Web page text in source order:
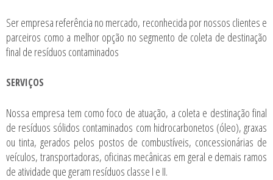
Ser empresa referência no mercado, reconhecida por nossos clientes e
parceiros como a melhor opção no segmento de coleta de destinação
final de resíduos contaminados
SERVIÇOS
Nossa empresa tem como foco de atuação, a coleta e destinação final
de resíduos sólidos contaminados com hidrocarbonetos (óleo), graxas
ou tinta, gerados pelos postos de combustíveis, concessionárias de
veículos, transportadoras, oficinas mecânicas em geral e demais ramos
de atividade que geram resíduos classe I e II.